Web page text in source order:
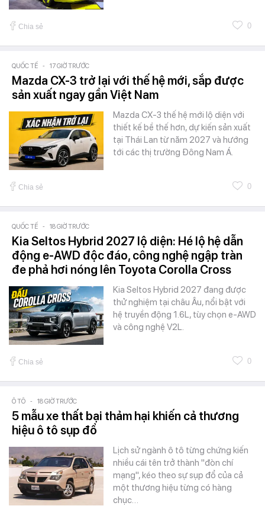
Chia sẻ 0
QUỐC TẾ - 17 GIỜ TRƯỚC
Mazda CX-3 trở lại với thế hệ mới, sắp được
sản xuất ngay gần Việt Nam
Mazda CX-3 thế hệ mới lộ diện với
thiết kế bề thế hơn, dự kiến sản xuất
tại Thái Lan từ năm 2027 và hướng
tới các thị trường Đông Nam Á.
Chia sẻ 0
QUỐC TẾ - 18 GIỜ TRƯỚC
Kia Seltos Hybrid 2027 lộ diện: Hé lộ hệ dẫn
động e-AWD độc đáo, công nghệ ngập tràn
đe phả hơi nóng lên Toyota Corolla Cross
Kia Seltos Hybrid 2027 đang được
thử nghiệm tại châu Âu, nổi bật với
hệ truyền động 1.6L, tùy chọn e-AWD
và công nghệ V2L.
Chia sẻ 0
Ô TÔ - 18 GIỜ TRƯỚC
5 mẫu xe thất bại thảm hại khiến cả thương
hiệu ô tô sụp đổ
Lịch sử ngành ô tô từng chứng kiến
nhiều cái tên trở thành "đòn chí
mạng", kéo theo sự sụp đổ của cả
một thương hiệu từng có hàng
chục…